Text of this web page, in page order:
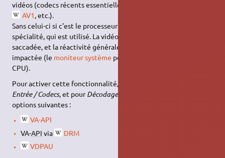
vidéos (codecs récents essentiellement :
AV1, etc.).
Sans celui-ci si c'est le processeur (
spécialité, qui est utilisé. La vidéo peut alors être lente ou
saccadée, et la réactivité générale du système s'en trouver
impactée (le moniteur système permet de visualiser l'usage
CPU).
Pour activer cette fonctionnalité, ouvrir
Entrée / Codecs, et pourDécodage matériel
options suivantes :
VA-API
VA-API via
DRM
VDPAU